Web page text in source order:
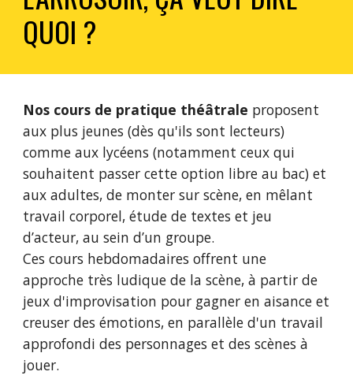
QUOI ?
Nos cours de pratique théâtrale proposent
aux plus jeunes (dès qu'ils sont lecteurs)
comme aux lycéens (notamment ceux qui
souhaitent passer cette option libre au bac) et
aux adultes, de monter sur scène, en mêlant
travail corporel, étude de textes et jeu
d’acteur, au sein d’un groupe.
Ces cours hebdomadaires offrent une
approche très ludique de la scène, à partir de
jeux d'improvisation pour gagner en aisance et
creuser des émotions, en parallèle d'un travail
approfondi des personnages et des scènes à
jouer.